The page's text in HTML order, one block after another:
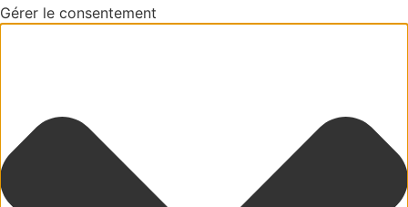
Gérer le consentement